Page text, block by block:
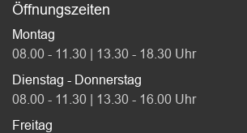
Öffnungszeiten
Montag
08.00 - 11.30 | 13.30 - 18.30 Uhr
Dienstag - Donnerstag
08.00 - 11.30 | 13.30 - 16.00 Uhr
Freitag